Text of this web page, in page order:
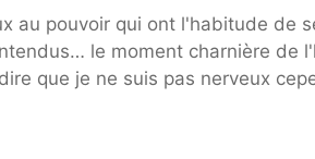
au pouvoir qui ont l'habitude de
le moment charnière de
que je ne suis pas nerveux